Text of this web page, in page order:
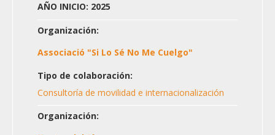
AÑO INICIO: 2025
Organización:
Associació "Si Lo Sé No Me Cuelgo"
Tipo de colaboración:
Consultoría de movilidad e internacionalización
Organización: